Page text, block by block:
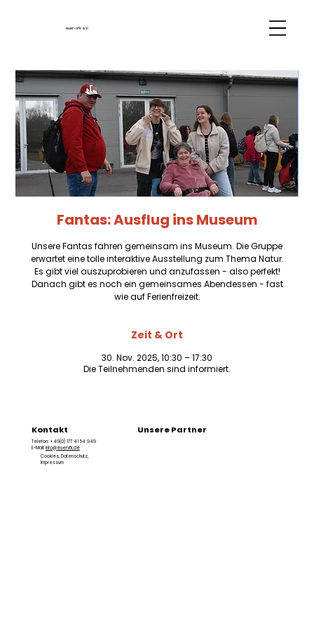
euer-vfk e.V.
Fantas: Ausflug ins Museum
Unsere Fantas fahren gemeinsam ins Museum. Die Gruppe
erwartet eine tolle interaktive Ausstellung zum Thema Natur.
Es gibt viel auszuprobieren und anzufassen - also perfekt!
Danach gibt es noch ein gemeinsames Abendessen - fast
wie auf Ferienfreizeit.
Zeit & Ort
30. Nov. 2025, 10:30 – 17:30
Die Teilnehmenden sind informiert.
Kontakt
Telefon: +49(0) 177 41 54 949
E-Mail: info@euervfk.de
Cookies, Datenschutz,
Impressum
Unsere Partner